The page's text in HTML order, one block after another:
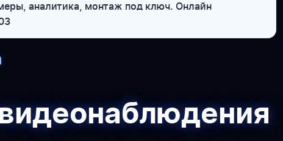
аналитика, монтаж под ключ. Онлайн